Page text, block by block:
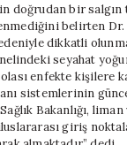
doğrudan bir
belirten Dr.
dikkatli
seyahat
enfekte kişilere
sistemlerinin
Bakanlığı, liman
giriş